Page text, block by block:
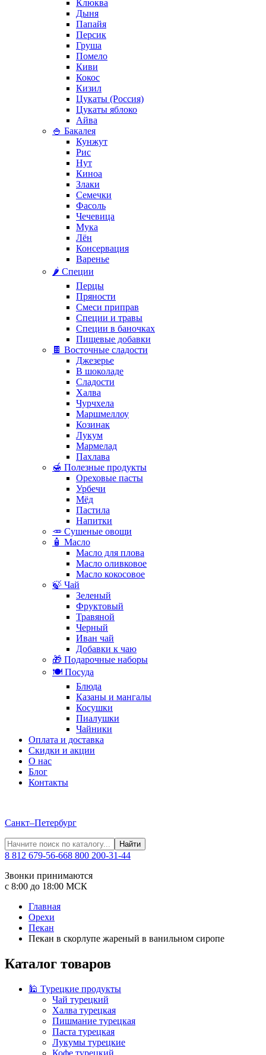
Клюква
Дыня
Папайя
Персик
Груша
Помело
Киви
Кокос
Кизил
Цукаты (Россия)
Цукаты яблоко
Айва
🍚 Бакалея
Кунжут
Рис
Нут
Киноа
Злаки
Семечки
Фасоль
Чечевица
Мука
Лён
Консервация
Варенье
🌶️ Специи
Перцы
Пряности
Смеси приправ
Специи и травы
Специи в баночках
Пищевые добавки
🍫 Восточные сладости
Джезерье
В шоколаде
Сладости
Халва
Чурчхела
Маршмеллоу
Козинак
Лукум
Мармелад
Пахлава
🍯 Полезные продукты
Ореховые пасты
Урбечи
Мёд
Пастила
Напитки
🥕 Сушеные овощи
🧴 Масло
Масло для плова
Масло оливковое
Масло кокосовое
🍃 Чай
Зеленый
Фруктовый
Травяной
Черный
Иван чай
Добавки к чаю
🎁 Подарочные наборы
🍽️ Посуда
Блюда
Казаны и мангалы
Косушки
Пиалушки
Чайники
Оплата и доставка
Скидки и акции
О нас
Блог
Контакты
Санкт–Петербург
Найти
8 812 679-56-668 800 200-31-44
Звонки принимаются
с 8:00 до 18:00 МСК
Главная
Орехи
Пекан
Пекан в скорлупе жареный в ванильном сиропе
Каталог товаров
🕌 Турецкие продукты
Чай турецкий
Халва турецкая
Пишмание турецкая
Паста турецкая
Лукумы турецкие
Кофе турецкий